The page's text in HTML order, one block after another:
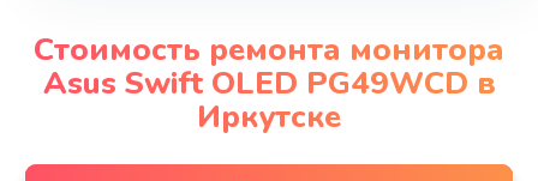
Стоимость ремонта монитора
Asus Swift OLED PG49WCD в
Иркутске